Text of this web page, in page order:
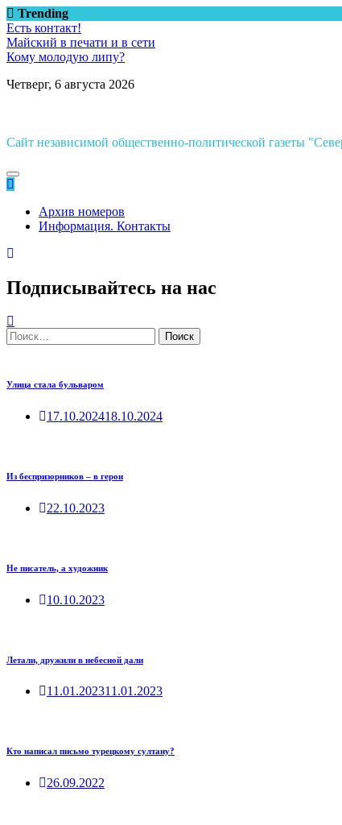
Перейти
к
содержимому
Trending
Есть контакт!
Майский в печати и в сети
Кому молодую липу?
Четверг, 6 августа 2026
Сайт независимой общественно-политической газеты
Архив номеров
Информация. Контакты
Подписывайтесь на нас
Найти:
Улица стала бульваром
17.10.202418.10.2024
Из беспризорников – в герои
22.10.2023
Не писатель, а художник
10.10.2023
Летали, дружили в небесной дали
11.01.202311.01.2023
Кто написал письмо турецкому султану?
26.09.2022